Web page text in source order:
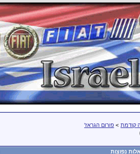
קודמת > פורום הגראז'
נפוצות